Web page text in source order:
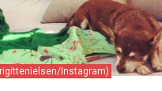
Instagram)